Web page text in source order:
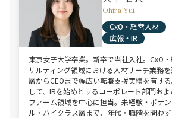
Ohira Yui
CxO・経営人材
広報・IR
東京女子大学卒業。新卒で当社入社。CxO
サルティング領域における人材サーチ業務
層からCEOまで幅広い転職支援実績を有す
して、IRを始めとするコーポレート部門お
ファーム領域を中心に担当。未経験・ポテ
ル・ハイクラス層まで、年代・職階を問わず